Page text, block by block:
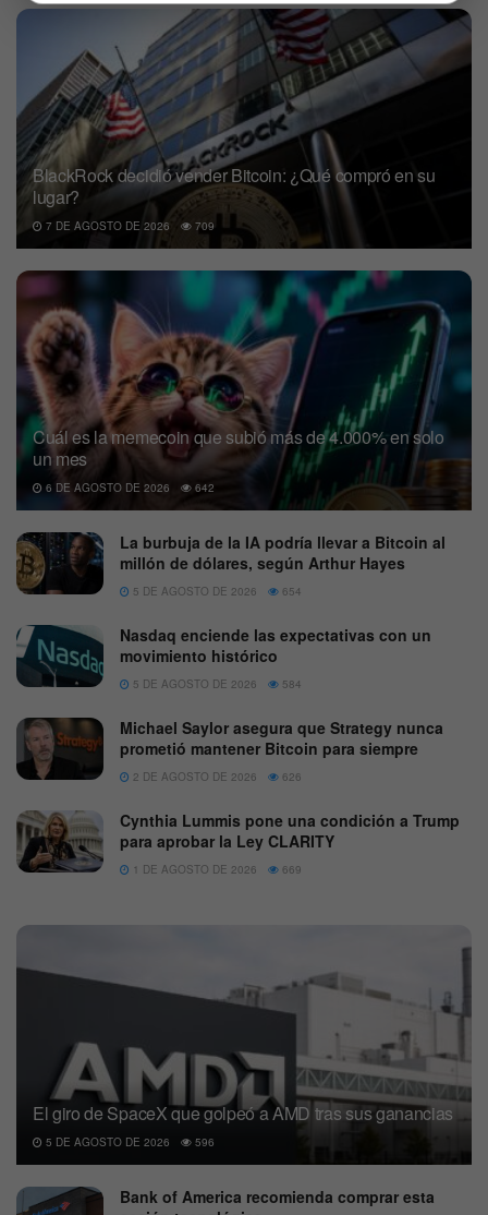
BlackRock decidió vender Bitcoin: ¿Qué compró en su
lugar?
7 DE AGOSTO DE 2026 709
Cuál es la memecoin que subió más de 4.000% en solo
un mes
6 DE AGOSTO DE 2026 642
La burbuja de la IA podría llevar a Bitcoin al
millón de dólares, según Arthur Hayes
5 DE AGOSTO DE 2026 654
Nasdaq enciende las expectativas con un
movimiento histórico
5 DE AGOSTO DE 2026 584
Michael Saylor asegura que Strategy nunca
prometió mantener Bitcoin para siempre
2 DE AGOSTO DE 2026 626
Cynthia Lummis pone una condición a Trump
para aprobar la Ley CLARITY
1 DE AGOSTO DE 2026 669
El giro de SpaceX que golpeó a AMD tras sus ganancias
5 DE AGOSTO DE 2026 596
Bank of America recomienda comprar esta